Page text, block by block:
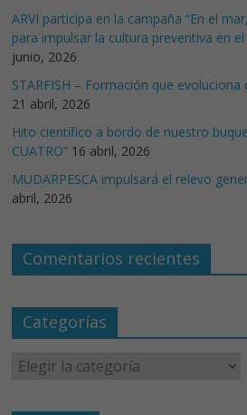
ARVI participa en la campaña “En el
para impulsar la cultura preventiva en
junio, 2026
STARFISH – Formación que
21 abril, 2026
Hito científico a bordo de nuestro
CUATRO” 16 abril, 2026
MUDARPESCA impulsará el relevo
abril, 2026
Comentarios recientes
Categorías